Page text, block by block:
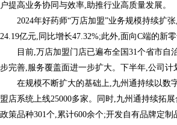
户提高业务协同与效率,助推行业高质量发展。
2024年好药师“万店加盟”业务规模持续扩
24.19亿元,同比增长47.32%;此外,面向C端的新
目前,万店加盟门店已遍布全国31个省市自
步完善,服务覆盖面进一步扩大。下半年,公司计
在规模不断扩大的基础上,九州通持续以数
盟店系统上线25000多家。同时,九州通持续拓
政策品种301个,累计600余个;开发自有品牌定制